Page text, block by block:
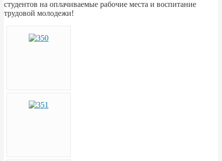
студентов на оплачиваемые рабочие места и воспитание
трудовой молодежи!